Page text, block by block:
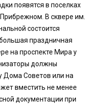
появятся в поселках
В сквере им.
состоится
праздничная
на проспекте Мира у
должны
Дома Советов или на
вместить не менее
документации при